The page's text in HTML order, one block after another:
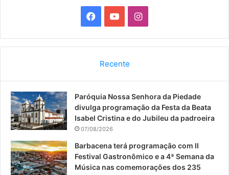
a
b
o
k
o
u
b
I
n
a
g
a
Recente
Paróquia Nossa Senhora da Piedade
divulga programação da Festa da Beata
Isabel Cristina e do Jubileu da padroeira
07/08/2026
Barbacena terá programação com II
Festival Gastronômico e a 4ª Semana da
Música nas comemorações dos 235